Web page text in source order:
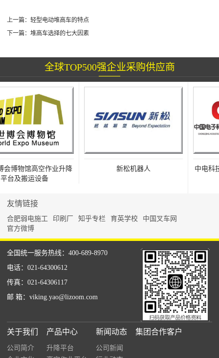
上一篇：轻型电动堆高车的特点
下一篇：堆高车选择的七大因素
全球TOP500强企业采购供应商
博物馆高空作业升降
台及搬运设备
新松机器人 中电科
友情链接
合肥弱电施工 印刷厂 知乎专栏 育英学校
中国叉车网
官方微博
全国统一服务热线：400-689-8970
电话：021-64300612
传真：021-64306117
邮 箱：viking.yao@lizoom.com
关于我们
公司简介
产品中心
升降平台
新闻动态
公司新闻
集团合作客户